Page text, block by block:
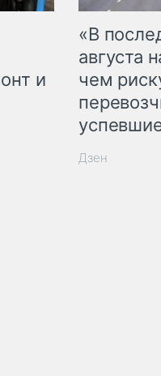
и
«В
августа
чем
Дзен